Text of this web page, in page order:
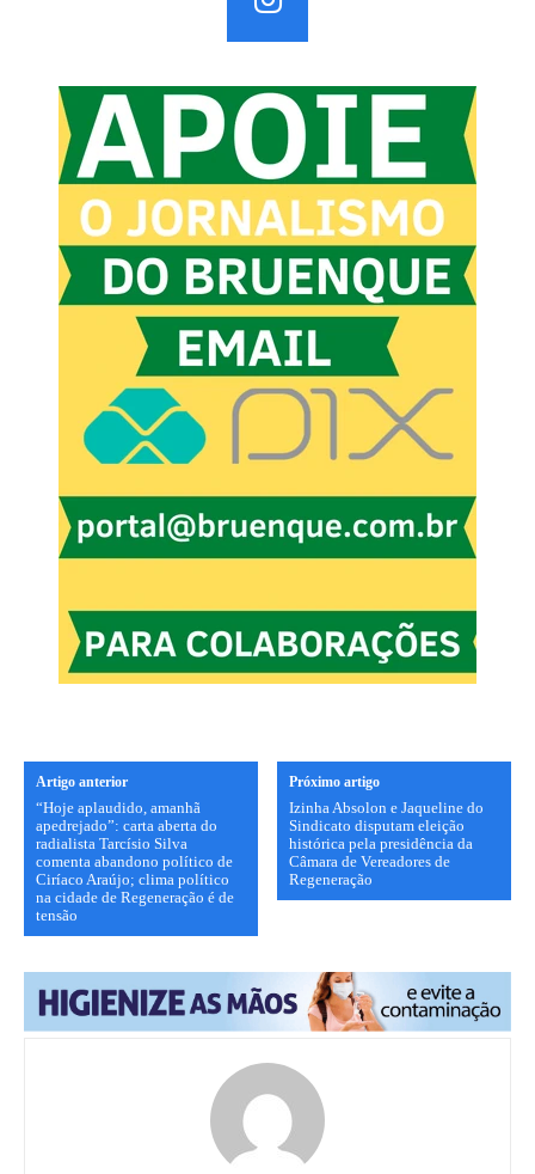
Artigo anterior
“Hoje aplaudido, amanhã
apedrejado”: carta aberta do
radialista Tarcísio Silva
comenta abandono político de
Ciríaco Araújo; clima político
na cidade de Regeneração é de
tensão
Próximo artigo
Izinha Absolon e Jaqueline do
Sindicato disputam eleição
histórica pela presidência da
Câmara de Vereadores de
Regeneração